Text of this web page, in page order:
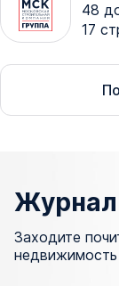
48
17
Журнал
Заходите
недвижимость